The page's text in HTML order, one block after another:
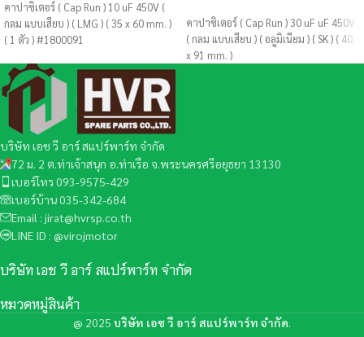
คาปาซิเตอร์ ( Cap Run ) 10 uF 450V (
กลม แบบเสียบ ) ( LMG ) ( 35 x 60 mm. )
( 1 ตัว ) #1800091
คาปาซิเตอร์ ( Cap Run ) 30 uF uF 450V
( กลม แบบเสียบ ) ( อลูมิเนียม ) ( SK ) ( 40
x 91 mm. )
บริษัท เอช วี อาร์ สแปร์พาร์ท จำกัด
72 ม. 2 ต.ท่าเจ้าสนุก อ.ท่าเรือ จ.พระนครศรีอยุธยา 13130
เบอร์โทร 093-9575-429
เบอร์บ้าน 035-342-684
Email : jirat@hvrsp.co.th
LINE ID : @virojmotor
บริษัท เอช วี อาร์ สแปร์พาร์ท จำกัด
หมวดหมู่สินค้า
@ 2025 บริษัท เอช วี อาร์ สแปร์พาร์ท จำกัด.